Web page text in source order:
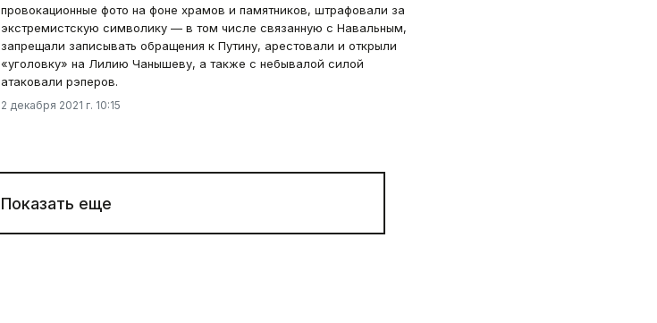
провокационные фото на фоне храмов и памятников, штрафовали за
экстремистскую символику — в том числе связанную с Навальным,
запрещали записывать обращения к Путину, арестовали и открыли
«уголовку» на Лилию Чанышеву, а также с небывалой силой
атаковали рэперов.
2 декабря 2021 г. 10:15
Показать еще